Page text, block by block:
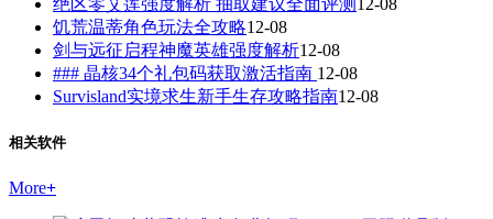
绝区零艾莲强度解析 抽取建议全面评测 12-08
饥荒温蒂角色玩法全攻略12-08
剑与远征启程神魔英雄强度解析12-08
### 晶核34个礼包码获取激活指南 12-08
Survisland实境求生新手生存攻略指南12-08
相关软件
More+